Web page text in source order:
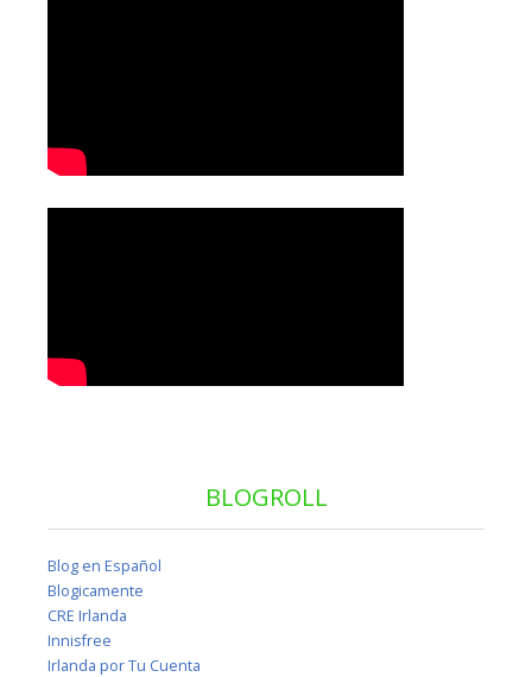
BLOGROLL
Blog en Español
Blogicamente
CRE Irlanda
Innisfree
Irlanda por Tu Cuenta